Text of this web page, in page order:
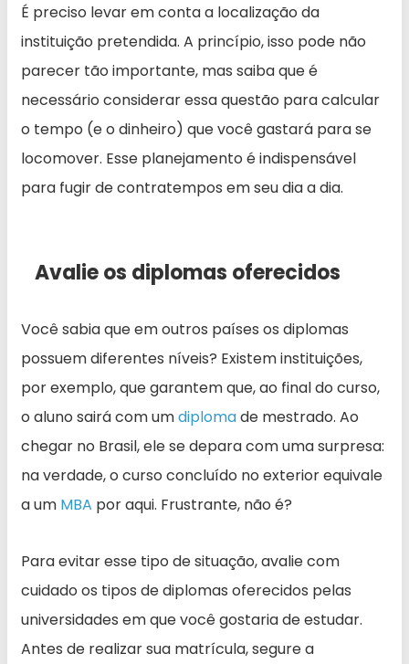
É preciso levar em conta a localização da
instituição pretendida. A princípio, isso pode não
parecer tão importante, mas saiba que é
necessário considerar essa questão para calcular
o tempo (e o dinheiro) que você gastará para se
locomover. Esse planejamento é indispensável
para fugir de contratempos em seu dia a dia.
Avalie os diplomas oferecidos
Você sabia que em outros países os diplomas
possuem diferentes níveis? Existem instituições,
por exemplo, que garantem que, ao final do curso,
o aluno sairá com umdiplomade mestrado. Ao
chegar no Brasil, ele se depara com uma surpresa:
na verdade, o curso concluído no exterior equivale
a um MBA por aqui. Frustrante, não é?
Para evitar esse tipo de situação, avalie com
cuidado os tipos de diplomas oferecidos pelas
universidades em que você gostaria de estudar.
Antes de realizar sua matrícula, segure a